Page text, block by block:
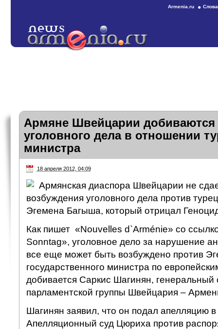
Armenia.ru
Армяне Швейцарии добиваются
уголовного дела в отношении
министра
18 апреля 2012, 04:09
Армянская диаспора Швейцарии не
возбуждения уголовного дела против
Эгемена Багыша, который отрицал
Как пишет «Nouvelles d`Arménie» со
Sonntag», уголовное дело за нарушение
все еще может быть возбуждено против
государственного министра по
добивается Саркис Шагинян, генеральный
парламентской группы Швейцария –
Шагинян заявил, что он подал апелляцию
Апелляционный суд Цюриха против